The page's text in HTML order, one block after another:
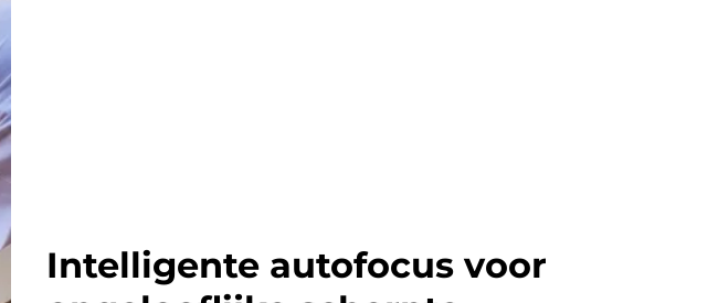
Intelligente autofocus voor